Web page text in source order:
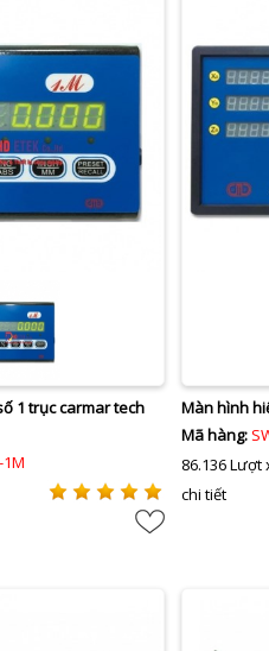
1 trục carmar tech
1M
Màn hình
Mã hàng:
86.136 Lượt
chi tiết